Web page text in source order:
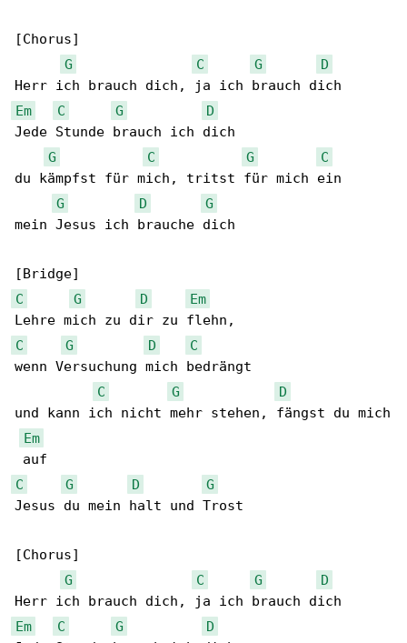
[Chorus]
G
C G
D
Em
C G
D
Jede Stunde brauch ich dich
G
C G
C
du kämpfst für mich, tritst für mich ein
G
D
G
mein Jesus ich brauche dich
C
G D
Em
C
G D
C
wenn Versuchung mich bedrängt
C
G
D
und kann ich nicht mehr stehen, fängst du mich
Em
C
G D
G
Jesus du mein halt und Trost
[Chorus]
G
C G
D
Em
C G
D